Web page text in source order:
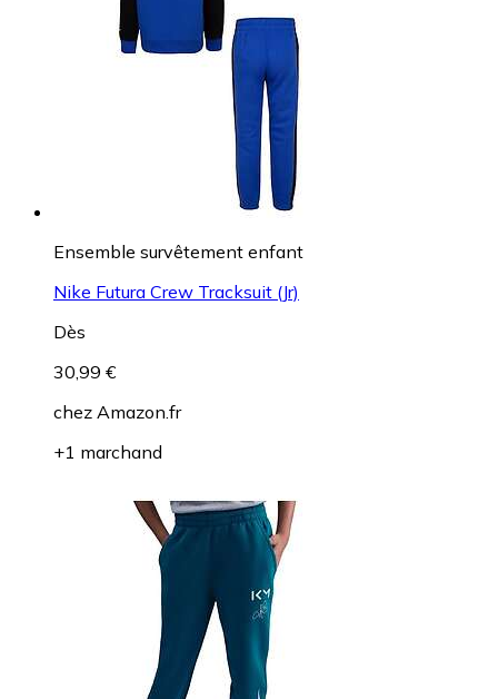
Ensemble survêtement enfant
Nike Futura Crew Tracksuit (Jr)
Dès
30,99 €
chez Amazon.fr
+1 marchand